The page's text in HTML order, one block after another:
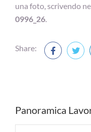
una foto, scrivendo
0996_26.
Share:
Panoramica